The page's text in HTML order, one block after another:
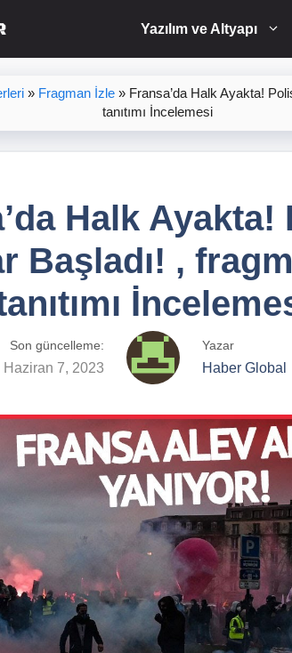
Yazılım ve Altyapı
» Fragman İzle» Fransa’da Halk Ayakta!
tanıtımı İncelemesi
Halk Ayakta!
Başladı! ,
Son güncelleme:
Haziran 7, 2023
Yazar
Haber Global